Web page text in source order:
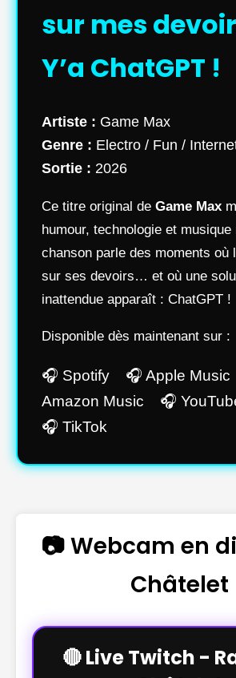
sur mes
Y’a ChatGPT !
Artiste : Game Max
Genre : Electro / Fun /
Sortie : 2026
Ce titre original de Game Max
humour, technologie et musique
chanson parle des moments où
sur ses devoirs… et où une
inattendue apparaît : ChatGPT !
Disponible dès maintenant sur :
🎧 Spotify 🎧 Apple
Amazon Music 🎧
🎧 TikTok
📷 Webcam en
Châtelet
🔴 Live Twitch -